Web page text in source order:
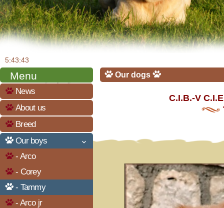
5:43:43
Menu
News
About us
Breed
Our boys
keyboard_arrow_down
- Arco
- Corey
- Tammy
- Arco jr
Our dogs
C.I.B.-V